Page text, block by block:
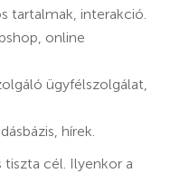
tartalmak, interakció.
online
ügyfélszolgálat,
hírek.
tiszta cél. Ilyenkor a